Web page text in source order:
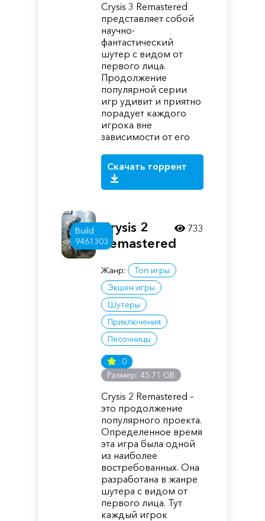
Crysis 3 Remastered
представляет собой
научно-
фантастический
шутер с видом от
первого лица.
Продолжение
популярной серии
игр удивит и приятно
порадует каждого
игрока вне
зависимости от его
Скачать торрент
Build
9461303
Crysis 2
Remastered
Жанр:
Топ игры
Экшен игры
Шутеры
Приключения
Песочницы
0
Размер: 45.71 GB
Crysis 2 Remastered –
это продолжение
популярного проекта.
Определенное время
эта игра была одной
из наиболее
востребованных. Она
разработана в жанре
шутера с видом от
первого лица. Тут
каждый игрок
733